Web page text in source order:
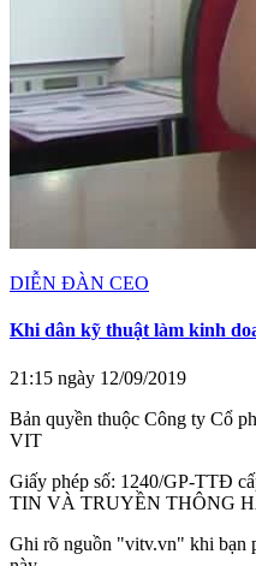
DIỄN ĐÀN CEO
Khi dân kỹ thuật làm kinh
21:15 ngày 12/09/2019
Bản quyền thuộc Công ty Cổ
VIT
Giấy phép số: 1240/GP-TTĐ
TIN VÀ TRUYỀN THÔNG
Ghi rõ nguồn "vitv.vn" khi bạn